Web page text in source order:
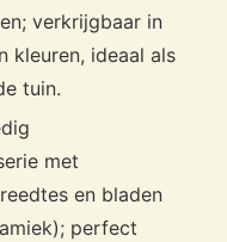
verkrijgbaar in
kleuren, ideaal als
tuin.
met
en bladen
perfect